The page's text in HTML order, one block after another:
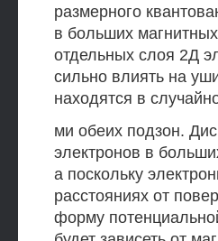
размерного
в больших
отдельных слоя 2Д
сильно влиять на
находятся в
ми обеих подзон.
электронов в
а поскольку
расстояниях от
форму